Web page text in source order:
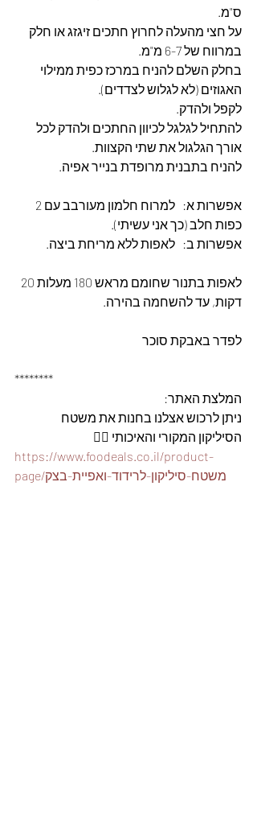
ס"מ.
על חצי מהעלה לחרוץ חתכים זיגזג או חלק
במרווח של 6-7 מ"מ.
בחלק השלם להניח במרכז כפית ממילוי
האגוזים (לא לגלוש לצדדים).
לקפל ולהדק.
להתחיל לגלגל לכיוון החתכים ולהדק לכל
אורך הגלגול את שתי הקצוות.
להניח בתבנית מרופדת בנייר אפיה.
כפות חלב (כך אני עשיתי).
אפשרות ב:   לאפות ללא מריחת ביצה.
דקות, עד להשחמה בהירה.
לפדר באבקת סוכר
********
המלצת האתר:
ניתן לרכוש אצלנו בחנות את משטח
הסיליקון המקורי והאיכותי 👇🏽
https://www.foodeals.co.il/product-
page/משטח-סיליקון-לרידוד-ואפיית-בצק